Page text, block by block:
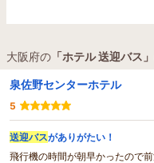
大阪府の 「ホテル 送迎バス」
泉佐野センターホテル
5
送迎バスがありがたい！
飛行機の時間が朝早かったので前